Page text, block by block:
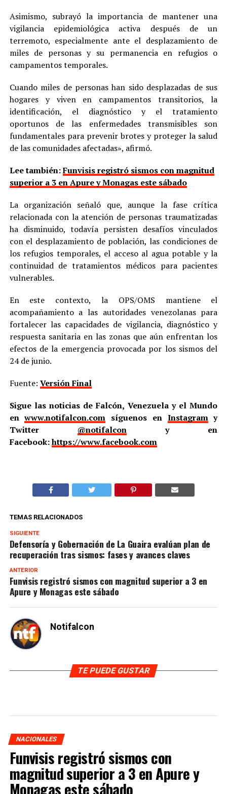
Asimismo, subrayó la importancia de mantener una
vigilancia epidemiológica activa después de un
terremoto, especialmente ante el desplazamiento de
miles de personas y su permanencia en refugios o
campamentos temporales.
Cuando miles de personas han sido desplazadas de sus
hogares y viven en campamentos transitorios, la
identificación, el diagnóstico y el tratamiento
oportunos de las enfermedades transmisibles son
fundamentales para prevenir brotes y proteger la salud
de las comunidades afectadas», afirmó.
Lee también:Funvisis registró sismos con magnitud
superior a 3 en Apure y Monagas este sábado
La organización señaló que, aunque la fase crítica
relacionada con la atención de personas traumatizadas
ha disminuido, todavía persisten desafíos vinculados
con el desplazamiento de población, las condiciones de
los refugios temporales, el acceso al agua potable y la
continuidad de tratamientos médicos para pacientes
vulnerables.
En este contexto, la OPS/OMS mantiene el
acompañamiento a las autoridades venezolanas para
fortalecer las capacidades de vigilancia, diagnóstico y
respuesta sanitaria en las zonas que aún enfrentan los
efectos de la emergencia provocada por los sismos del
24 de junio.
Fuente: Versión Final
Sigue las noticias de Falcón, Venezuela y el Mundo
enwww.notifalcon.com síguenos en Instagramy
Twitter @notifalcony en
Facebook:https://www.facebook.com
TEMAS RELACIONADOS
SIGUIENTE
Defensoría y Gobernación de La Guaira evalúan plan de
recuperación tras sismos: fases y avances claves
ANTERIOR
Funvisis registró sismos con magnitud superior a 3 en
Apure y Monagas este sábado
Notifalcon
TE PUEDE GUSTAR
NACIONALES
Funvisis registró sismos con
magnitud superior a 3 en Apure y
Monagas este sábado